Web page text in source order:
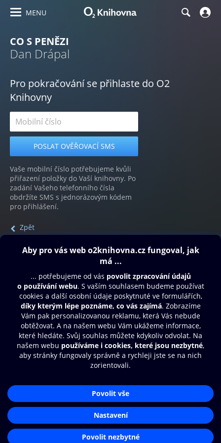
MENU
CO S PENĚZI
Dan Drápal
Pro pokračování se přihlaste do O2
Knihovny
Vaše mobilní číslo potřebujeme kvůli
přiřazení položky do Vaší knihovny. Po
zadání Vašeho telefonního čísla
obdržíte SMS s jednorázovým kódem
pro přihlášení.
Zpět
Obsah ke stažení
Moje O2 Knihovna
Další zábava
© O2 Czech Republic a.s.
Přístupnost
Zásady zpracování osobních údajů
Nastavení cookies
Aplikace O2 Knihovna
Čti a poslouchej své e-knihy a
audioknihy rychleji a pohodlněji.